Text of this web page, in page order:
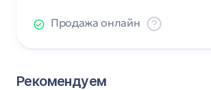
Продажа онлайн
Рекомендуем